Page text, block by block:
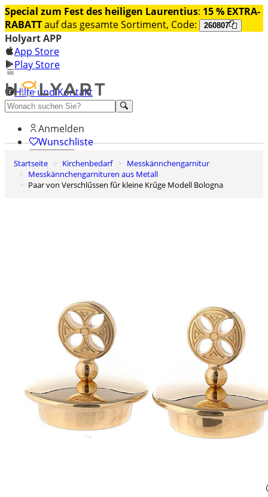
Special zum Fest des heiligen Laurentius: 15 % EXTRA-
RABATTauf das gesamte Sortiment, Code: 260807
Holyart APP
App Store
Play Store
Hilfe und Kontakt
Entdecken Sie Premium
Anmelden
Wunschliste
0
Warenkorb
Startseite Kirchenbedarf
Messkännchengarnitur
Messkännchengarnituren aus Metall
Paar von Verschlűssen fűr kleine Krűge Modell Bologna